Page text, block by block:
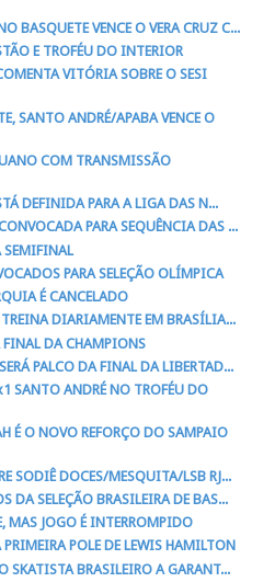
BASQUETE VENCE O VERA CRUZ C...
E TROFÉU DO INTERIOR
VITÓRIA SOBRE O SESI
SANTO ANDRÉ/APABA VENCE O
COM TRANSMISSÃO
DEFINIDA PARA A LIGA DAS N...
PARA SEQUÊNCIA DAS ...
SEMIFINAL
PARA SELEÇÃO OLÍMPICA
É CANCELADO
TREINA DIARIAMENTE EM BRASÍLIA...
FINAL DA CHAMPIONS
PALCO DA FINAL DA LIBERTAD...
SANTO ANDRÉ NO TROFÉU DO
É O NOVO REFORÇO DO SAMPAIO
SODIÊ DOCES/MESQUITA/LSB RJ...
DA SELEÇÃO BRASILEIRA DE BAS...
MAS JOGO É INTERROMPIDO
POLE DE LEWIS HAMILTON
SKATISTA BRASILEIRO A GARANT...